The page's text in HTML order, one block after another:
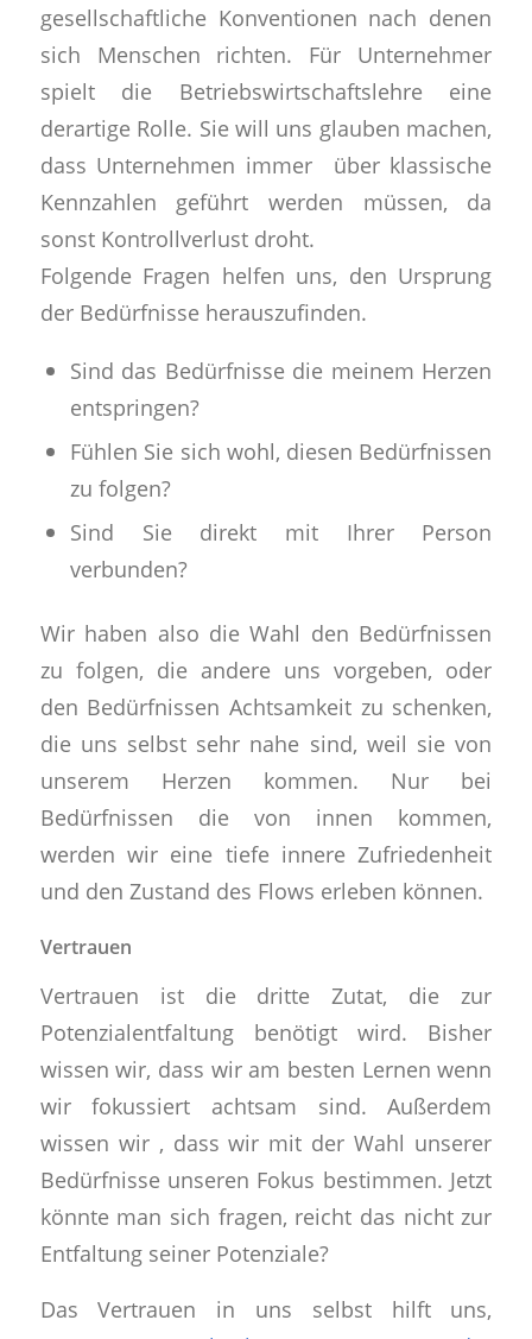
gesellschaftliche Konventionen nach denen
sich Menschen richten. Für Unternehmer
spielt die Betriebswirtschaftslehre eine
derartige Rolle. Sie will uns glauben machen,
dass Unternehmen immer über klassische
Kennzahlen geführt werden müssen, da
sonst Kontrollverlust droht.
Folgende Fragen helfen uns, den Ursprung
der Bedürfnisse herauszufinden.
Sind das Bedürfnisse die meinem Herzen
entspringen?
Fühlen Sie sich wohl, diesen Bedürfnissen
zu folgen?
Sind Sie direkt mit Ihrer Person
verbunden?
Wir haben also die Wahl den Bedürfnissen
zu folgen, die andere uns vorgeben, oder
den Bedürfnissen Achtsamkeit zu schenken,
die uns selbst sehr nahe sind, weil sie von
unserem Herzen kommen. Nur bei
Bedürfnissen die von innen kommen,
werden wir eine tiefe innere Zufriedenheit
und den Zustand des Flows erleben können.
Vertrauen
Vertrauen ist die dritte Zutat, die zur
Potenzialentfaltung benötigt wird. Bisher
wissen wir, dass wir am besten Lernen wenn
wir fokussiert achtsam sind. Außerdem
wissen wir , dass wir mit der Wahl unserer
Bedürfnisse unseren Fokus bestimmen. Jetzt
könnte man sich fragen, reicht das nicht zur
Entfaltung seiner Potenziale?
Das Vertrauen in uns selbst hilft uns,